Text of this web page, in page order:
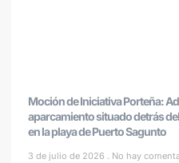
Moción de Iniciativa Porteña:
aparcamiento situado detrás
en la playa de Puerto Sagunto
3 de julio de 2026 No hay